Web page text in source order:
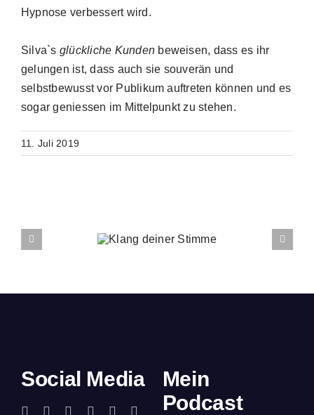
Hypnose verbessert wird.
Silva`s glückliche Kunden beweisen, dass es ihr
gelungen ist, dass auch sie souverän und
selbstbewusst vor Publikum auftreten können und es
sogar geniessen im Mittelpunkt zu stehen.
11. Juli 2019
Social Media
Mein
Podcast